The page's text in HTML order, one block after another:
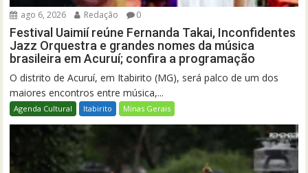
ago 6, 2026 Redação 0
Festival Uaimií reúne Fernanda Takai, Inconfidentes
Jazz Orquestra e grandes nomes da música
brasileira em Acuruí; confira a programação
O distrito de Acuruí, em Itabirito (MG), será palco de um dos
maiores encontros entre música,...
Agenda Cultural Itabirito Minas Gerais